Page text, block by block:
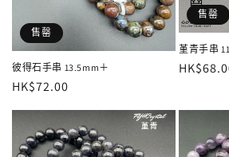
售罄
彼得石手串 13.5mm＋
定
HK$72.00
售罄
堇青手串
定